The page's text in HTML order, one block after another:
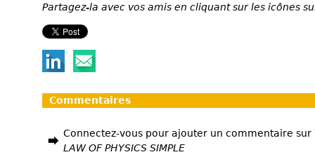
Partagez-la avec vos amis en cliquant sur les icônes
Commentaires
Connectez-vous pour ajouter un commentaire sur
LAW OF PHYSICS SIMPLE